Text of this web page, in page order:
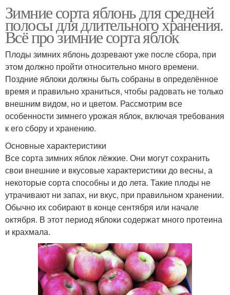
Зимние сорта яблонь для средней
полосы для длительного хранения.
Всё про зимние сорта яблок
Плоды зимних яблонь дозревают уже после сбора, при
этом должно пройти относительно много времени.
Поздние яблоки должны быть собраны в определённое
время и правильно храниться, чтобы радовать не только
внешним видом, но и цветом. Рассмотрим все
особенности зимнего урожая яблок, включая требования
к его сбору и хранению.
Основные характеристики
Все сорта зимних яблок лёжкие. Они могут сохранить
свои внешние и вкусовые характеристики до весны, а
некоторые сорта способны и до лета. Такие плоды не
утрачивают ни запах, ни вкус, при правильном хранении.
Обычно их собирают в конце сентября или начале
октября. В этот период яблоки содержат много протеина
и крахмала.